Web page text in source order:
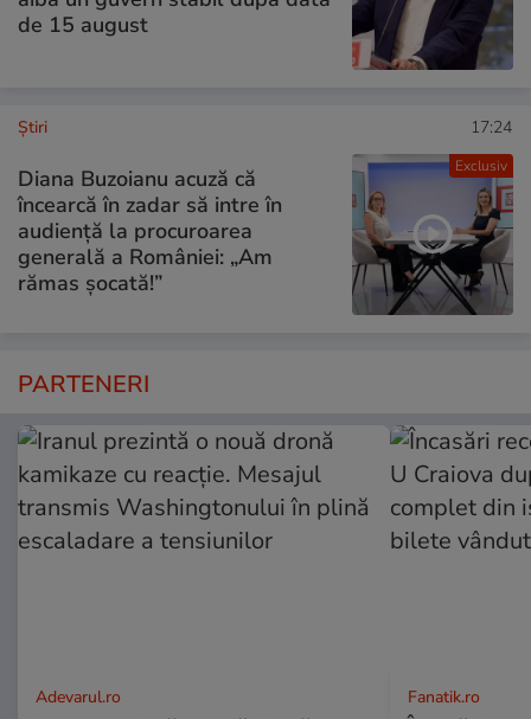
de 15 august
Exclusiv
Ştiri 17:24
Diana Buzoianu acuză că
încearcă în zadar să intre în
audiență la procuroarea
generală a României: „Am
rămas șocată!”
PARTENERI
Adevarul.ro Fanatik.ro